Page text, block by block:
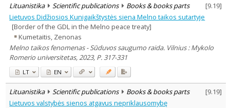
Country of publication
Historical periods
Lithuanian place names
Subject
Journal
Lituanistika Scientific publications Books & books parts [9.19]
Lietuvos Didžiosios Kunigaikštystės siena Melno taikos sutartyje
[Border of the GDL in the Melno peace treaty]
Kumetaitis, Zenonas
Melno taikos fenomenas - Sūduvos saugumo raida. Vilnius : Mykolo
Romerio universitetas, 2023, P. 317-331
LT EN
Lituanistika Scientific publications Books & books parts [9.19]
Lietuvos valstybės sienos atgavus nepriklausomybę